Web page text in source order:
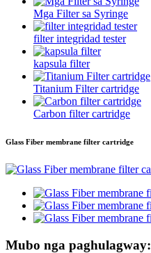
Mga Filter sa Syringe
filter integridad tester
kapsula filter
Titanium Filter cartridge
Carbon filter cartridge
Glass Fiber membrane filter cartridge
Mubo nga paghulagway: